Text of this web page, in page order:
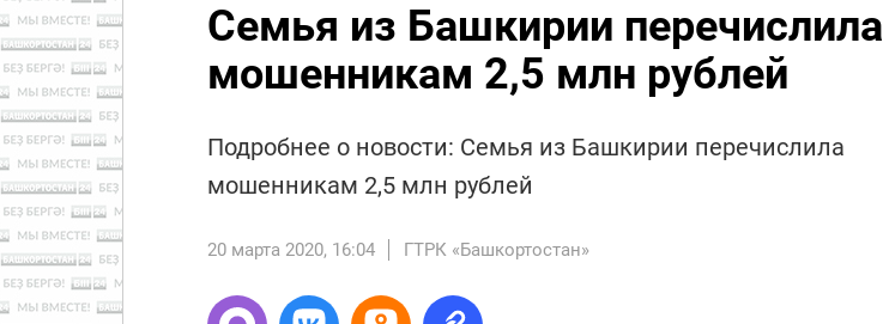
Семья из Башкирии перечислила
мошенникам 2,5 млн рублей
Подробнее о новости: Семья из Башкирии перечислила
мошенникам 2,5 млн рублей
20 марта 2020, 16:04 ГТРК «Башкортостан»